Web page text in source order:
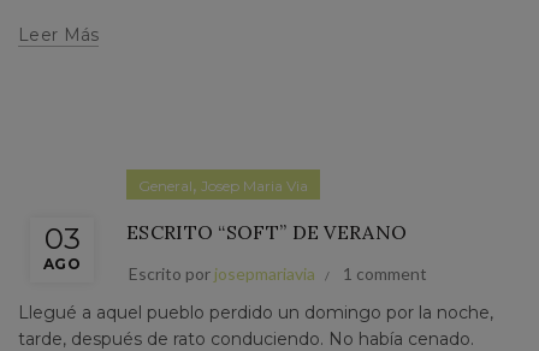
Leer Más
03
AGO
General, Josep Maria Via
ESCRITO “SOFT” DE VERANO
Escrito por josepmariavia 1 comment
Llegué a aquel pueblo perdido un domingo por la noche,
tarde, después de rato conduciendo. No había cenado.